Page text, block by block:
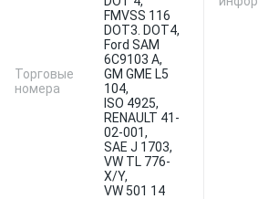
Торговые
номера
FMVSS 116
DOT3. DOT4,
Ford SAM
6C9103 A,
GM GME L5
104,
ISO 4925,
RENAULT 41-
02-001,
SAE J 1703,
VW TL 776-
X/Y,
VW 501 14